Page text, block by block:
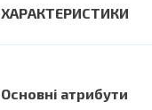
ХАРАКТЕРИСТИКИ
Основні атрибути